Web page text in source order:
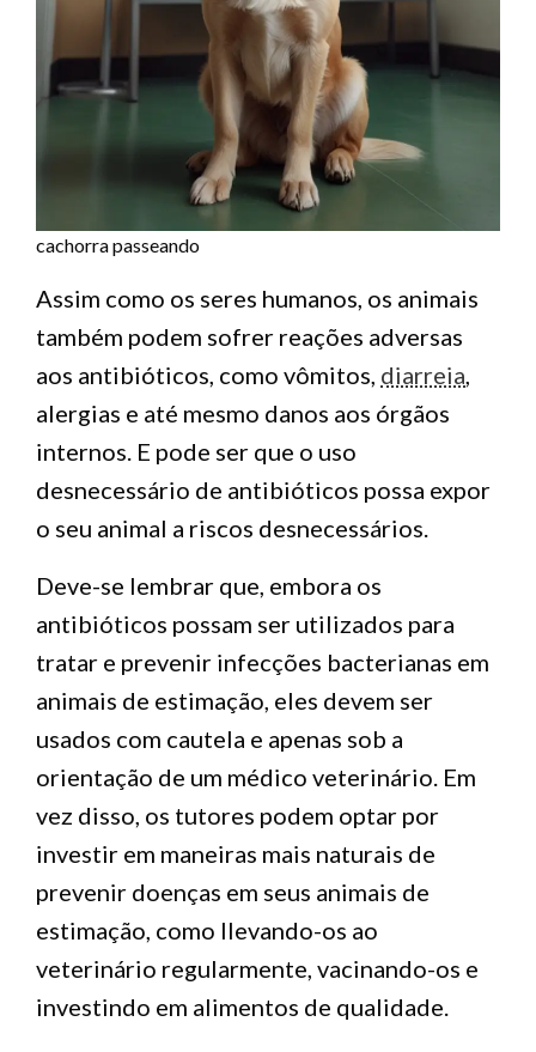
cachorra passeando
Assim como os seres humanos, os animais
também podem sofrer reações adversas
aos antibióticos, como vômitos, diarreia,
alergias e até mesmo danos aos órgãos
internos. E pode ser que o uso
desnecessário de antibióticos possa expor
o seu animal a riscos desnecessários.
Deve-se lembrar que, embora os
antibióticos possam ser utilizados para
tratar e prevenir infecções bacterianas em
animais de estimação, eles devem ser
usados com cautela e apenas sob a
orientação de um médico veterinário. Em
vez disso, os tutores podem optar por
investir em maneiras mais naturais de
prevenir doenças em seus animais de
estimação, como llevando-os ao
veterinário regularmente, vacinando-os e
investindo em alimentos de qualidade.